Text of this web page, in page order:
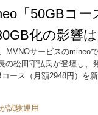
「50GBコ
化の影響
MVNOサービスのmineo
の松田守弘氏が登壇し
コース（月額2948円）を
試験運用